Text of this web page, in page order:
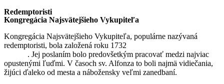
Redemptoristi
Kongregácia Najsvätejšieho Vykupiteľa
Kongregácia Najsvätejšieho Vykupiteľa, populárne nazývaná
redemptoristi, bola založená roku 1732
. Jej poslaním bolo predovšetkým pracovať medzi najviac
opustenými ľuďmi. V časoch sv. Alfonza to boli najmä vidiečania,
žijúci ďaleko od mesta a nábožensky veľmi zanedbaní.